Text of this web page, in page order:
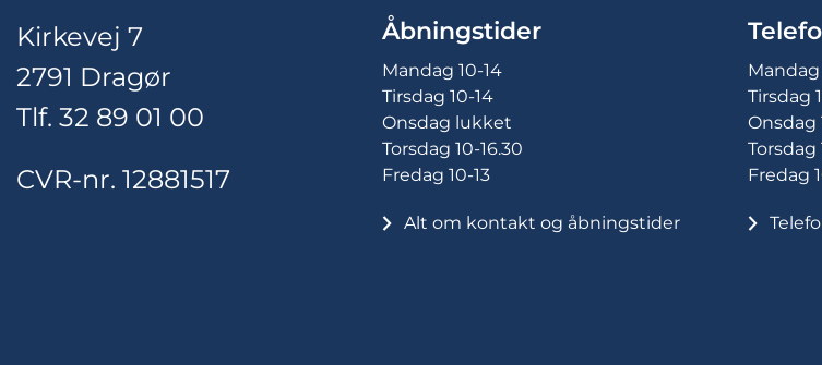
Kirkevej 7
2791 Dragør
Tlf. 32 89 01 00
CVR-nr. 12881517
Åbningstider
Mandag 10-14
Tirsdag 10-14
Onsdag lukket
Torsdag 10-16.30
Fredag 10-13
Alt om kontakt og åbningstider
Mandag
Tirsdag
Onsdag
Torsdag
Fredag